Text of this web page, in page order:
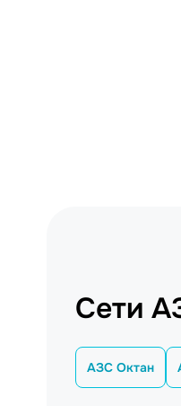
Сети
АЗС Октан